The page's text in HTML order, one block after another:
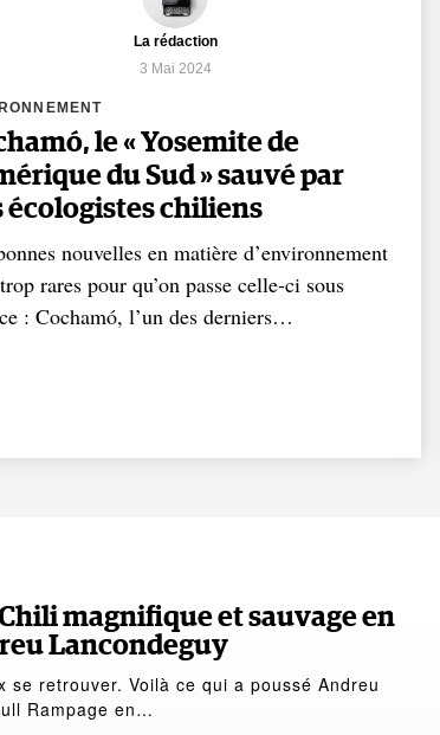
La rédaction
3 Mai 2024
le « Yosemite de
du Sud » sauvé par
écologistes chiliens
nouvelles en matière d’environnement
rares pour qu’on passe celle-ci sous
: Cochamó, l’un des derniers…
magnifique et sauvage en
Lancondeguy
se retrouver. Voilà ce qui a poussé Andreu
Rampage en…